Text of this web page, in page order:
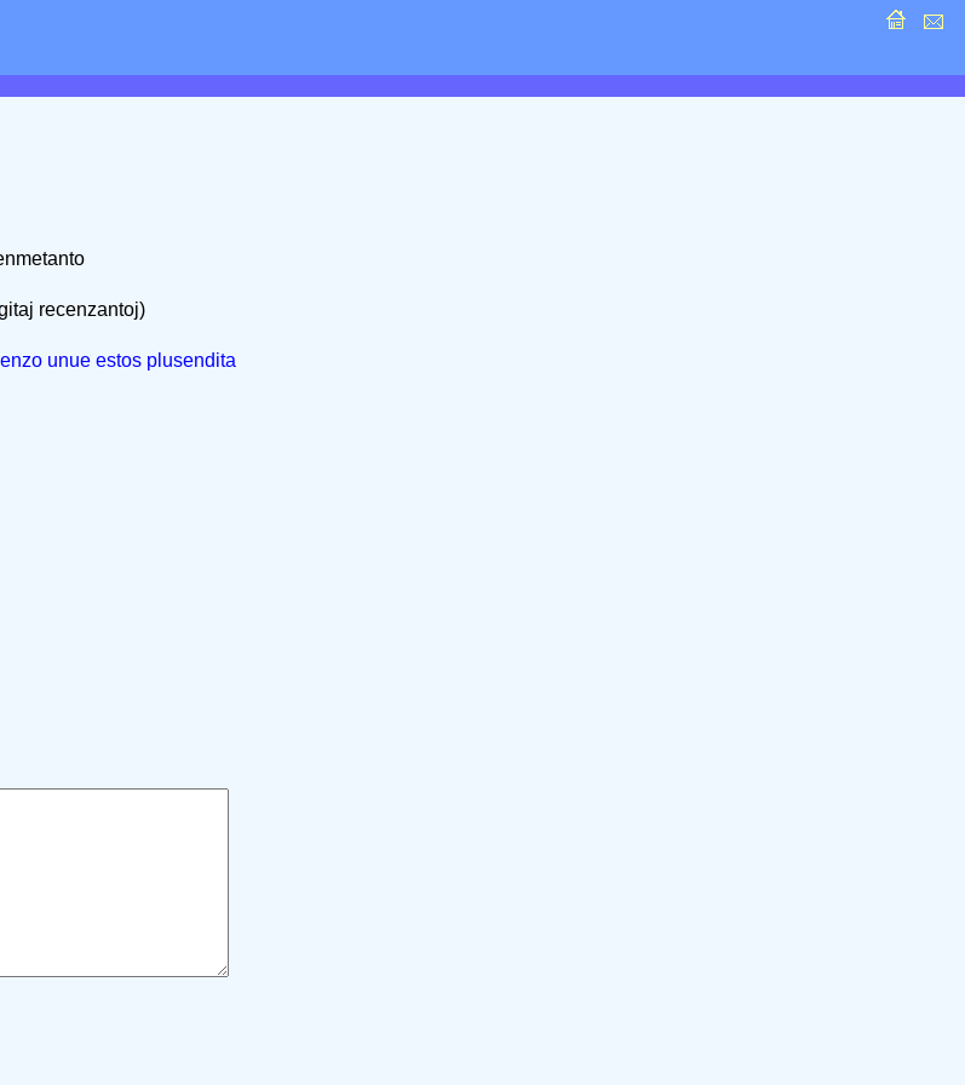
recenzantoj)
unue estos plusendita